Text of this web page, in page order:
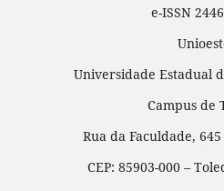
e-ISSN
Universidade Estadual
Campus de
Rua da Faculdade,
CEP: 85903-000 –